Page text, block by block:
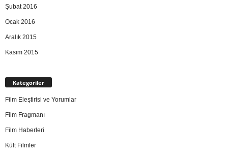
Şubat 2016
Ocak 2016
Aralık 2015
Kasım 2015
Kategoriler
Film Eleştirisi ve Yorumlar
Film Fragmanı
Film Haberleri
Kült Filmler